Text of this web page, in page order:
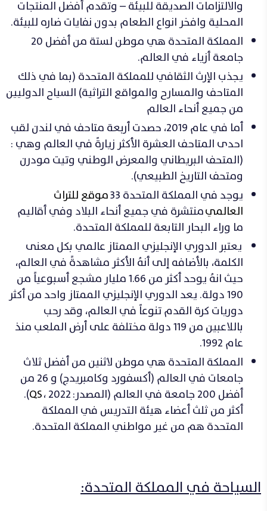
والالتزامات الصديقة للبيئة – وتقدم أفضل المنتجات
المحلية وافخر انواع الطعام بدون نفايات ضاره للبيئة.
المملكة المتحدة هي موطن لستة من أفضل 20
جامعة أزياء في العالم.
يجذب الإرث الثقافي للمملكة المتحدة (بما في ذلك
المتاحف والمسارح والمواقع التراثية) السياح الدوليين
من جميع أنحاء العالم
أما في عام 2019، حصدت أربعة متاحف في لندن لقب
احدى المتاحف العشرة الأكثر زيارةً في العالم وهي :
(المتحف البريطاني والمعرض الوطني وتيت مودرن
ومتحف التاريخ الطبيعي).
يوجد في المملكة المتحدة 33
موقع للتراث
العالميمنتشرة في جميع أنحاء البلاد وفي أقاليم
ما وراء البحار التابعة للمملكة المتحدة.
يعتبر الدوري الإنجليزي الممتاز عالمي بكل معنى
الكلمة، بالأضافه إلى أنهُ الأكثر مشاهدةً في العالم،
حيث انهُ يوحد أكثر من 1.66 مليار مشجع أسبوعياً من
190 دولة. يعد الدوري الإنجليزي الممتاز واحد من أكثر
دوريات كرة القدم تنوعاً في العالم، وقد رحب
باللاعبين من 119 دولة مختلفة على أرض الملعب منذ
عام 1992.
المملكة المتحدة هي موطن لاثنين من أفضل ثلاث
جامعات في العالم (أكسفورد وكامبريدج) و 26 من
أفضل 200 جامعة في العالم (المصدر:
، 2022).
أكثر من ثلث أعضاء هيئة التدريس في المملكة
المتحدة هم من غير مواطني المملكة المتحدة.
السياحة في المملكة المتحدة: